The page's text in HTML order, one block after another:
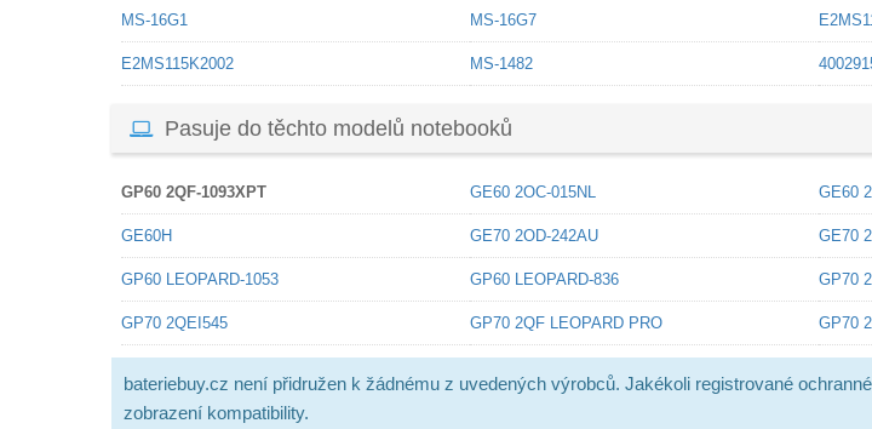
MS-16G1 MS-16G7
E2MS115K2002 MS-1482
Pasuje do těchto modelů notebooků
GP60 2QF-1093XPT GE60 2OC-015NL GE60
GE60H GE70 2OD-242AU GE70
GP60 LEOPARD-1053 GP60 LEOPARD-836 GP70
GP70 2QEI545 GP70 2QF LEOPARD PRO GP70
bateriebuy.cz není přidružen k žádnému z uvedených výrobců. Jakékoli registrované
zobrazení kompatibility.